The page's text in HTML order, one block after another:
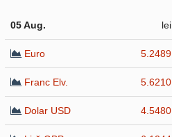
05 Aug. lei
Euro 5.2489
Franc Elv. 5.6210
Dolar USD 4.5480